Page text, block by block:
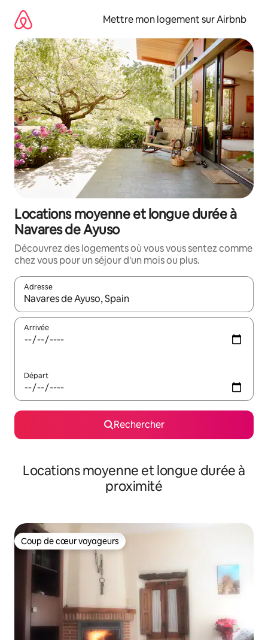
directement
contenu
Mettre mon logement sur Airbnb
Locations moyenne et longue durée à
Navares de Ayuso
Découvrez des logements où vous vous sentez comme
chez vous pour un séjour d'un mois ou plus.
Adresse
Lorsque les résultats s'affichent, utilisez les flèches vers le
Arrivée
Départ
Rechercher
Locations moyenne et longue durée à
proximité
Coup de cœur voyageurs
Coup de cœur voyageurs